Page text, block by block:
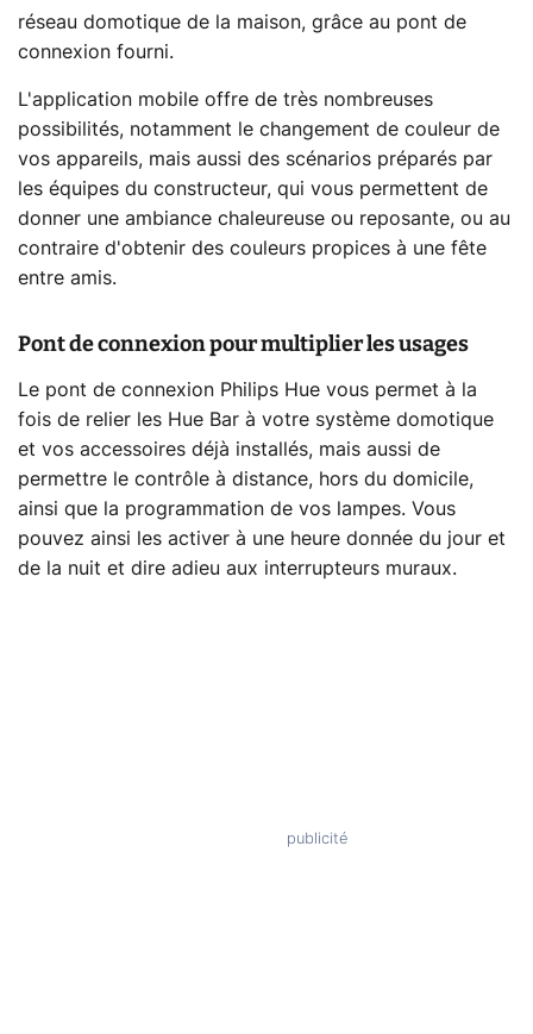
réseau domotique de la maison, grâce au pont de
connexion fourni.
L'application mobile offre de très nombreuses
possibilités, notamment le changement de couleur de
vos appareils, mais aussi des scénarios préparés par
les équipes du constructeur, qui vous permettent de
donner une ambiance chaleureuse ou reposante, ou au
contraire d'obtenir des couleurs propices à une fête
entre amis.
Pont de connexion pour multiplier les usages
Le pont de connexion Philips Hue vous permet à la
fois de relier les Hue Bar à votre système domotique
et vos accessoires déjà installés, mais aussi de
permettre le contrôle à distance, hors du domicile,
ainsi que la programmation de vos lampes. Vous
pouvez ainsi les activer à une heure donnée du jour et
de la nuit et dire adieu aux interrupteurs muraux.